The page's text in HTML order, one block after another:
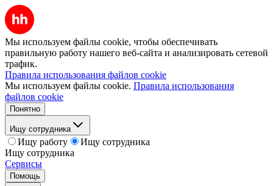
Мы используем файлы cookie, чтобы обеспечивать
правильную работу нашего веб-сайта и анализировать сетевой
трафик.
Правила использования файлов cookie
Мы используем файлы cookie. Правила использования
файлов cookie
Понятно
Ищу сотрудника
Ищу работу
Ищу сотрудника
Ищу сотрудника
Сервисы
Помощь